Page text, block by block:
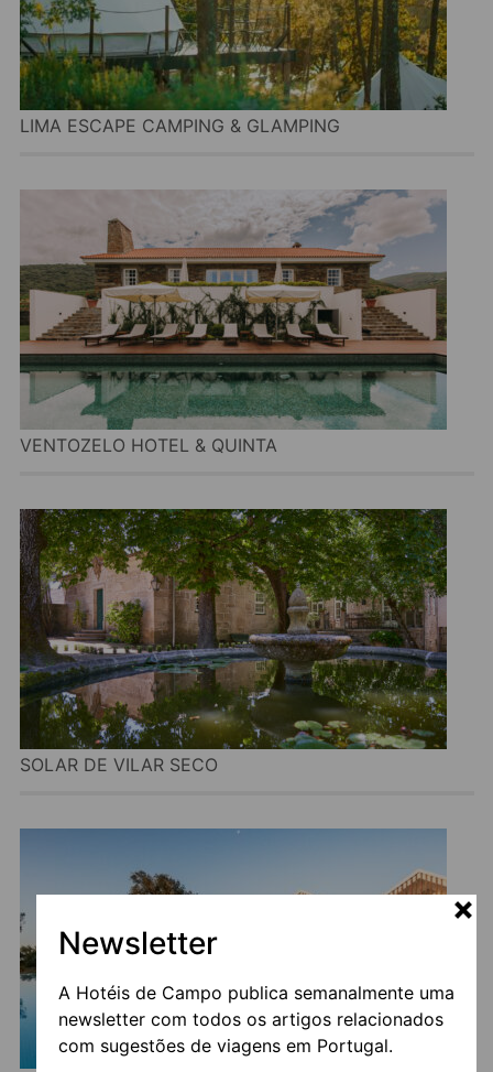
Newsletter
A Hotéis de Campo publica semanalmente uma
newsletter com todos os artigos relacionados
com sugestões de viagens em Portugal.
LIMA ESCAPE CAMPING & GLAMPING
VENTOZELO HOTEL & QUINTA
SOLAR DE VILAR SECO